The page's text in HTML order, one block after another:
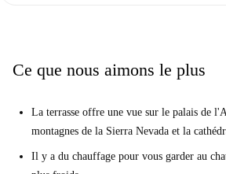
Ce que nous aimons le plus
La terrasse offre une vue sur le palais de
montagnes de la Sierra Nevada et la
Il y a du chauffage pour vous garder au